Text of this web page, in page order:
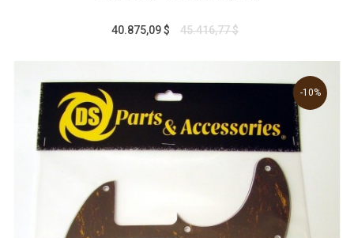
40.875,09 $ 45.416,77 $
-10%